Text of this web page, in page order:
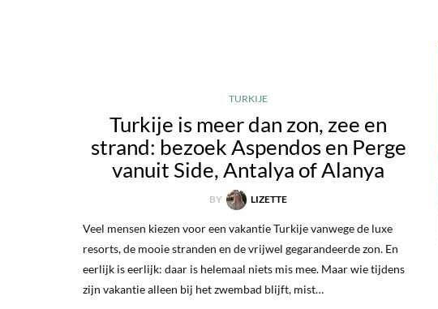
TURKIJE
Turkije is meer dan zon, zee en
strand: bezoek Aspendos en Perge
vanuit Side, Antalya of Alanya
BY LIZETTE
Veel mensen kiezen voor een vakantie Turkije vanwege de luxe
resorts, de mooie stranden en de vrijwel gegarandeerde zon. En
eerlijk is eerlijk: daar is helemaal niets mis mee. Maar wie tijdens
zijn vakantie alleen bij het zwembad blijft, mist…